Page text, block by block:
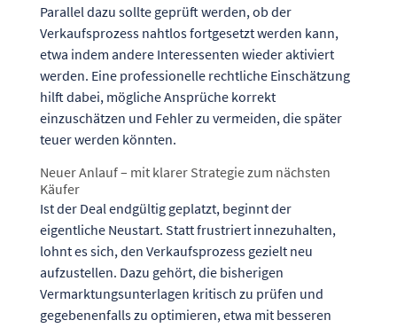
Parallel dazu sollte geprüft werden, ob der
Verkaufsprozess nahtlos fortgesetzt werden kann,
etwa indem andere Interessenten wieder aktiviert
werden. Eine professionelle rechtliche Einschätzung
hilft dabei, mögliche Ansprüche korrekt
einzuschätzen und Fehler zu vermeiden, die später
teuer werden könnten.
Neuer Anlauf – mit klarer Strategie zum nächsten
Käufer
Ist der Deal endgültig geplatzt, beginnt der
eigentliche Neustart. Statt frustriert innezuhalten,
lohnt es sich, den Verkaufsprozess gezielt neu
aufzustellen. Dazu gehört, die bisherigen
Vermarktungsunterlagen kritisch zu prüfen und
gegebenenfalls zu optimieren, etwa mit besseren